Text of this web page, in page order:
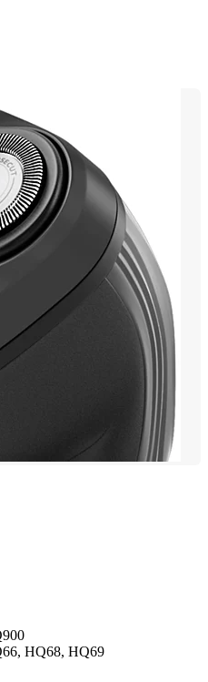
HQ68, HQ69